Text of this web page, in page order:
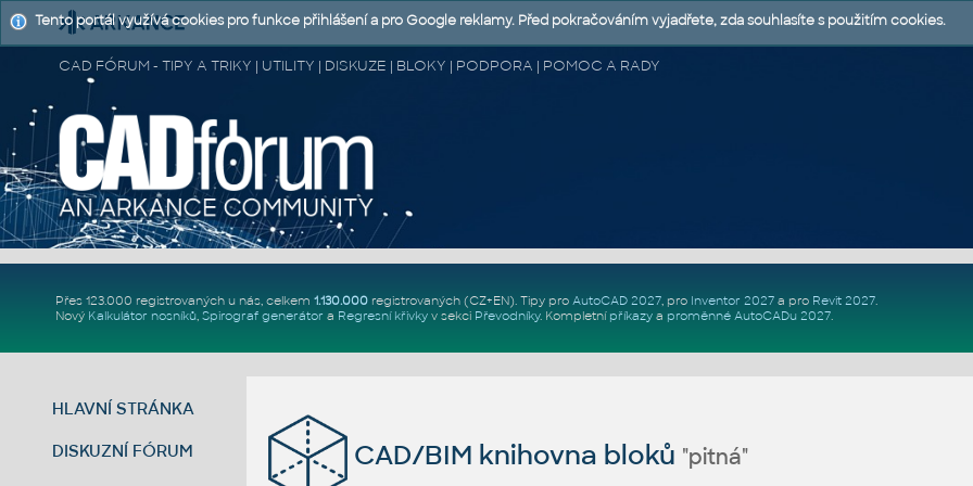
CAD FÓRUM - TIPY A TRIKY | UTILITY | DISKUZE | BLOKY | PODPORA | POMOC A RADY
Přes 123.000 registrovaných u nás, celkem 1.130.000registrovaných (CZ+EN). Tipy pro AutoCAD 2027, pro Inventor 2027a pro Revit 2027.
Nový Kalkulátor nosníků, Spirograf generátor a Regresní křivkyv sekci Převodníky. Kompletní příkazya proměnné AutoCADu 2027.
HLAVNÍ STRÁNKA
DISKUZNÍ FÓRUM CAD/BIM knihovna bloků "pitná"
Tento portál využívá cookies pro funkce přihlášení a pro Google reklamy. Před pokračováním vyjadřete, zda souhlasíte s použitím cookies.